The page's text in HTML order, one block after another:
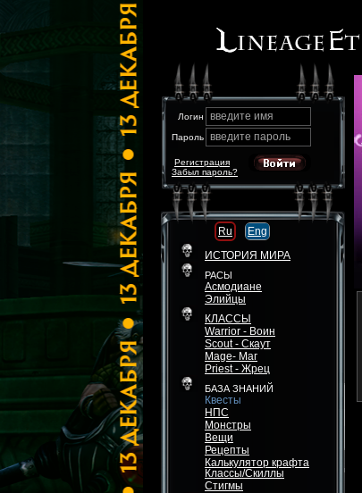
Логин введите имя
Пароль введите пароль
Забыл пароль?
Регистрация
Ru
Eng
ИСТОРИЯ МИРА
РАСЫ
Асмодиане
Элийцы
КЛАССЫ
Warrior - Воин
Scout - Скаут
Mage- Маг
Priest - Жрец
БАЗА ЗНАНИЙ
Квесты
НПС
Монстры
Вещи
Рецепты
Калькулятор крафта
Классы/Скиллы
Стигмы